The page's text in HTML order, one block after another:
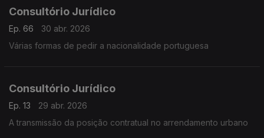
Consultório Jurídico
Ep. 66
30 abr. 2026
Várias formas de pedir a nacionalidade portuguesa
Consultório Jurídico
Ep. 13
29 abr. 2026
A transmissão da posição contratual no arrendamento urbano